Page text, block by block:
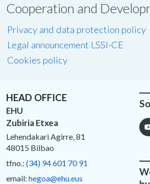
Cooperation and
Privacy and data protection policy
Legal announcement LSSI-CE
Cookies policy
HEAD OFFICE
EHU
Zubiria Etxea
Lehendakari Agirre, 81
48015 Bilbao
tfno.: (34) 94 601 70 91
email: hegoa@ehu.eus